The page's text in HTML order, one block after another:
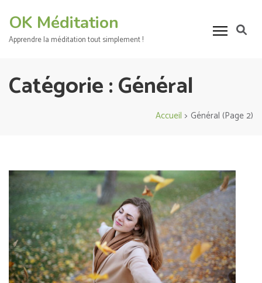
contenu
OK Méditation
Apprendre la méditation tout simplement !
Catégorie :Général
Accueil > Général (Page 2)